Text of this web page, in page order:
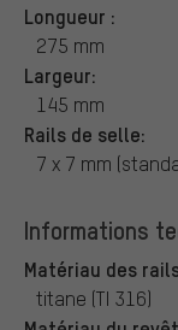
Longueur :
275 mm
Largeur:
145 mm
Rails de selle:
7 x 7 mm
Informations
Matériau des
titane (TI 316)